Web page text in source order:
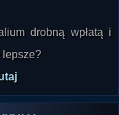
drobną wpłatą i
lepsze?